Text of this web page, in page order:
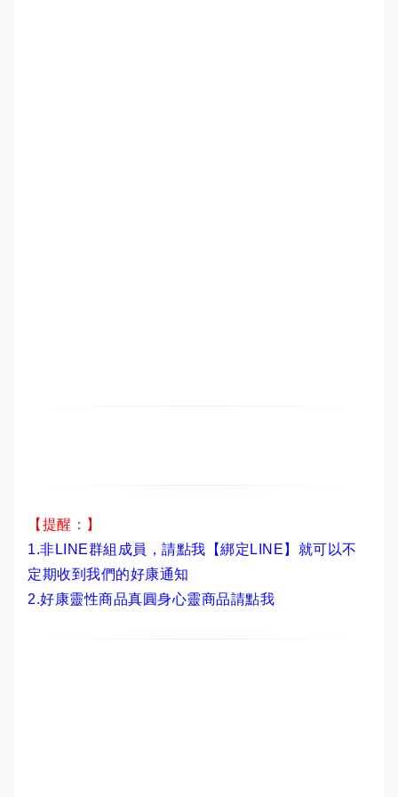
【提醒：】
1.非LINE群組成員， 請點我【綁定LINE】 就可以不
定期收到我們的好康通知
2.好康靈性商品真圓身心靈商品請點我